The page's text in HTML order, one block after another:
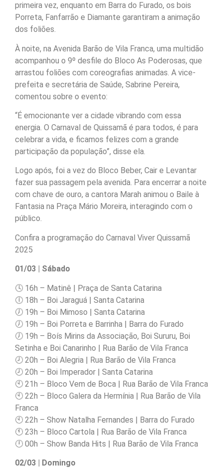
primeira vez, enquanto em Barra do Furado, os bois
Porreta, Fanfarrão e Diamante garantiram a animação
dos foliões.
À noite, na Avenida Barão de Vila Franca, uma multidão
acompanhou o 9º desfile do Bloco As Poderosas, que
arrastou foliões com coreografias animadas. A vice-
prefeita e secretária de Saúde, Sabrine Pereira,
comentou sobre o evento:
“É emocionante ver a cidade vibrando com essa
energia. O Carnaval de Quissamã é para todos, é para
celebrar a vida, e ficamos felizes com a grande
participação da população”, disse ela.
Logo após, foi a vez do Bloco Beber, Cair e Levantar
fazer sua passagem pela avenida. Para encerrar a noite
com chave de ouro, a cantora Marah animou o Baile à
Fantasia na Praça Mário Moreira, interagindo com o
público.
Confira a programação do Carnaval Viver Quissamã
2025
01/03 | Sábado
🕓 16h – Matinê | Praça de Santa Catarina
🕕 18h – Boi Jaraguá | Santa Catarina
🕖 19h – Boi Mimoso | Santa Catarina
🕖 19h – Boi Porreta e Barrinha | Barra do Furado
🕖 19h – Boís Mirins da Associação, Boi Sururu, Boi
Setinha e Boi Canarinho | Rua Barão de Vila Franca
🕗 20h – Boi Alegria | Rua Barão de Vila Franca
🕗 20h – Boi Imperador | Santa Catarina
🕙 21h – Bloco Vem de Boca | Rua Barão de Vila Franca
🕙 22h – Bloco Galera da Hermínia | Rua Barão de Vila
Franca
🕙 22h – Show Natalha Fernandes | Barra do Furado
🕚 23h – Bloco Cartola | Rua Barão de Vila Franca
🕛 00h – Show Banda Hits | Rua Barão de Vila Franca
02/03 | Domingo